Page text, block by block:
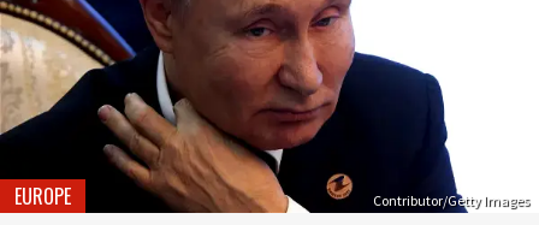
Contributor/Getty Images
EUROPE